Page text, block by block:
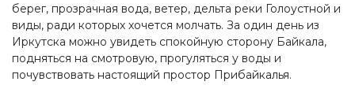
берег, прозрачная вода, ветер, дельта реки Голоустной и
виды, ради которых хочется молчать. За один день из
Иркутска можно увидеть спокойную сторону Байкала,
подняться на смотровую, прогуляться у воды и
почувствовать настоящий простор Прибайкалья.